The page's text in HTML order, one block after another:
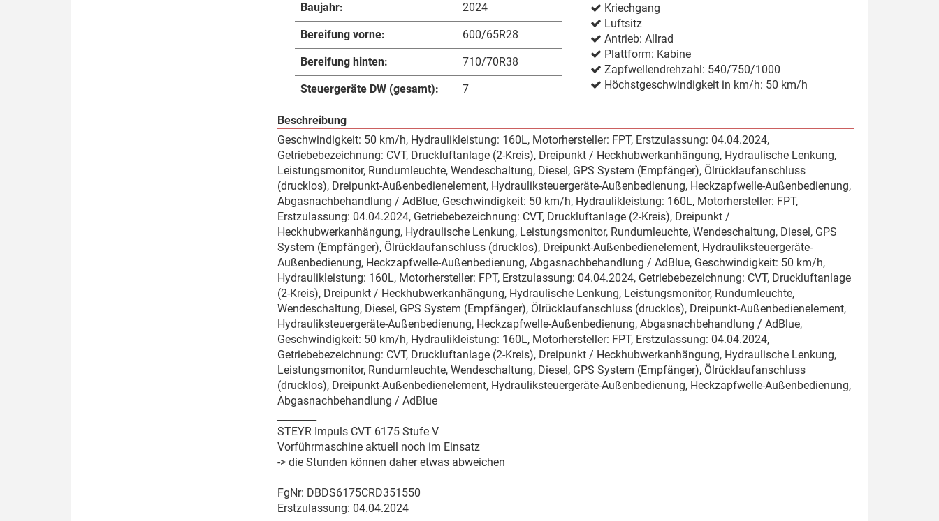
Baujahr: 2024
Bereifung vorne: 600/65R28
Bereifung hinten: 710/70R38
Steuergeräte DW (gesamt): 7
Kriechgang
Luftsitz
Antrieb: Allrad
Plattform: Kabine
Zapfwellendrehzahl: 540/750/1000
Höchstgeschwindigkeit in km/h: 50 km/h
Beschreibung
Geschwindigkeit: 50 km/h, Hydraulikleistung: 160L, Motorhersteller: FPT, Erstzulassung: 04.04.2024,
Getriebebezeichnung: CVT, Druckluftanlage (2-Kreis), Dreipunkt / Heckhubwerkanhängung, Hydraulische Lenkung,
Leistungsmonitor, Rundumleuchte, Wendeschaltung, Diesel, GPS System (Empfänger), Ölrücklaufanschluss
(drucklos), Dreipunkt-Außenbedienelement, Hydrauliksteuergeräte-Außenbedienung, Heckzapfwelle-Außenbedienung,
Abgasnachbehandlung / AdBlue, Geschwindigkeit: 50 km/h, Hydraulikleistung: 160L, Motorhersteller: FPT,
Erstzulassung: 04.04.2024, Getriebebezeichnung: CVT, Druckluftanlage (2-Kreis), Dreipunkt /
Heckhubwerkanhängung, Hydraulische Lenkung, Leistungsmonitor, Rundumleuchte, Wendeschaltung, Diesel, GPS
System (Empfänger), Ölrücklaufanschluss (drucklos), Dreipunkt-Außenbedienelement, Hydrauliksteuergeräte-
Außenbedienung, Heckzapfwelle-Außenbedienung, Abgasnachbehandlung / AdBlue, Geschwindigkeit: 50 km/h,
Hydraulikleistung: 160L, Motorhersteller: FPT, Erstzulassung: 04.04.2024, Getriebebezeichnung: CVT, Druckluftanlage
(2-Kreis), Dreipunkt / Heckhubwerkanhängung, Hydraulische Lenkung, Leistungsmonitor, Rundumleuchte,
Wendeschaltung, Diesel, GPS System (Empfänger), Ölrücklaufanschluss (drucklos), Dreipunkt-Außenbedienelement,
Hydrauliksteuergeräte-Außenbedienung, Heckzapfwelle-Außenbedienung, Abgasnachbehandlung / AdBlue,
Geschwindigkeit: 50 km/h, Hydraulikleistung: 160L, Motorhersteller: FPT, Erstzulassung: 04.04.2024,
Getriebebezeichnung: CVT, Druckluftanlage (2-Kreis), Dreipunkt / Heckhubwerkanhängung, Hydraulische Lenkung,
Leistungsmonitor, Rundumleuchte, Wendeschaltung, Diesel, GPS System (Empfänger), Ölrücklaufanschluss
(drucklos), Dreipunkt-Außenbedienelement, Hydrauliksteuergeräte-Außenbedienung, Heckzapfwelle-Außenbedienung,
Abgasnachbehandlung / AdBlue
STEYR Impuls CVT 6175 Stufe V
Vorführmaschine aktuell noch im Einsatz
-> die Stunden können daher etwas abweichen
FgNr: DBDS6175CRD351550
Erstzulassung: 04.04.2024